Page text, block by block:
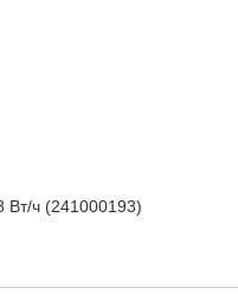
Вт/ч (241000193)